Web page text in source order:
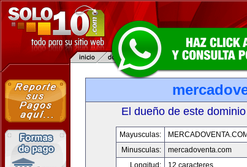
El dueño de este
Mayusculas:
MERCADOVENTA.COM
Minusculas:
mercadoventa.com
Longitud:
12 caracteres